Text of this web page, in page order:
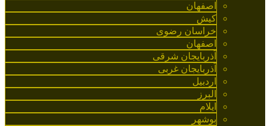
اصفهان
کیش
خراسان رضوی
اصفهان
آذربایجان شرقی
آذربایجان غربی
اردبیل
البرز
ایلام
بوشهر